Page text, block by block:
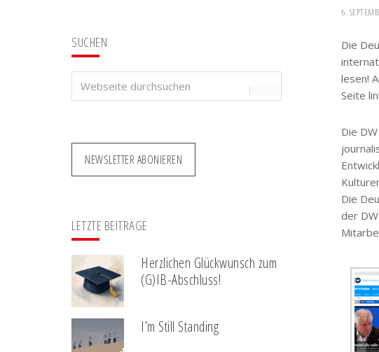
6.
Die
lesen!
Seite
Die
Die
der
SUCHEN
Webseite
NEWSLETTER ABONIEREN
LETZTE BEITRÄGE
Herzlichen Glückwunsch zum
(G)IB-Abschluss!
I’m Still Standing